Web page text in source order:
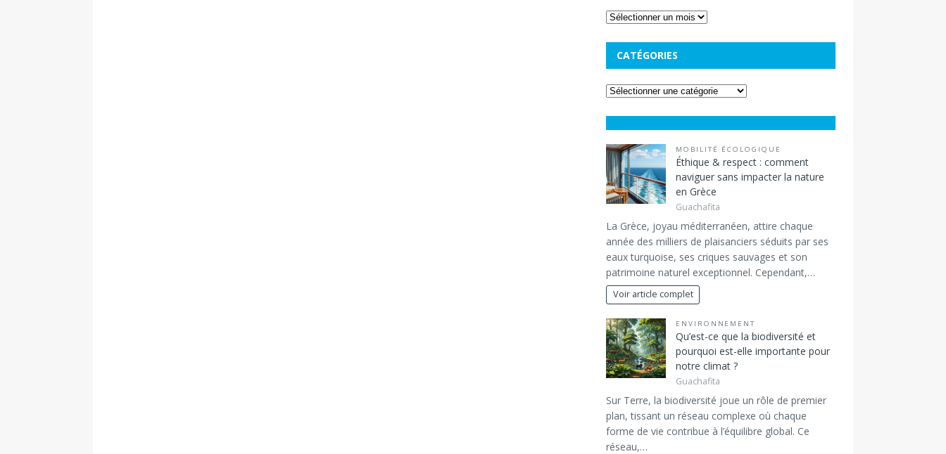
CATÉGORIES
MOBILITÉ ÉCOLOGIQUE
Éthique & respect : comment
naviguer sans impacter la nature
en Grèce
Guachafita
La Grèce, joyau méditerranéen, attire chaque
année des milliers de plaisanciers séduits par ses
eaux turquoise, ses criques sauvages et son
patrimoine naturel exceptionnel. Cependant,…
Voir article complet
ENVIRONNEMENT
Qu’est-ce que la biodiversité et
pourquoi est-elle importante pour
notre climat ?
Guachafita
Sur Terre, la biodiversité joue un rôle de premier
plan, tissant un réseau complexe où chaque
forme de vie contribue à l’équilibre global. Ce
réseau,…